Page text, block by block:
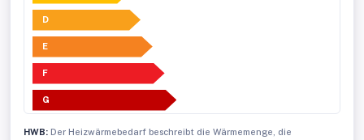
D
E
F
G
HWB: Der Heizwärmebedarf beschreibt die Wärmemenge, die